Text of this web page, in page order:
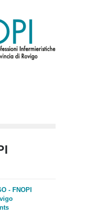
- FNOPI